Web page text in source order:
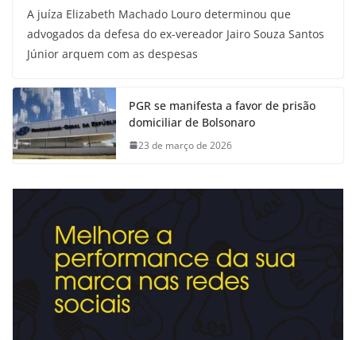
A juíza Elizabeth Machado Louro determinou que
advogados da defesa do ex-vereador Jairo Souza Santos
Júnior arquem com as despesas
PGR se manifesta a favor de prisão
domiciliar de Bolsonaro
23 de março de 2026